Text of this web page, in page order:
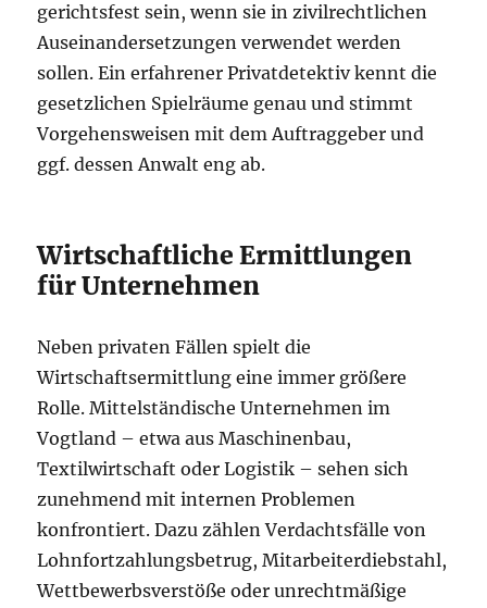
gerichtsfest sein, wenn sie in zivilrechtlichen
Auseinandersetzungen verwendet werden
sollen. Ein erfahrener Privatdetektiv kennt die
gesetzlichen Spielräume genau und stimmt
Vorgehensweisen mit dem Auftraggeber und
ggf. dessen Anwalt eng ab.
Wirtschaftliche Ermittlungen
für Unternehmen
Neben privaten Fällen spielt die
Wirtschaftsermittlung eine immer größere
Rolle. Mittelständische Unternehmen im
Vogtland – etwa aus Maschinenbau,
Textilwirtschaft oder Logistik – sehen sich
zunehmend mit internen Problemen
konfrontiert. Dazu zählen Verdachtsfälle von
Lohnfortzahlungsbetrug, Mitarbeiterdiebstahl,
Wettbewerbsverstöße oder unrechtmäßige